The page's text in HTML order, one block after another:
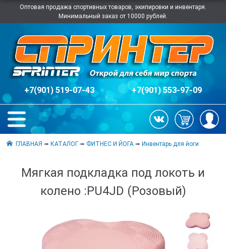
Оптовая продажа спортивных товаров, экипировки и инвентаря.
Минимальный заказ от 10000 рублей.
+7(901) 519-07-43 +7(901) 553-97-09
ГЛАВНАЯ ➠КАТАЛОГ ➠ ФИТНЕС И ЙОГА ➠Инвентарь для йоги
Мягкая подкладка под локоть и
колено :PU4JD (Розовый)